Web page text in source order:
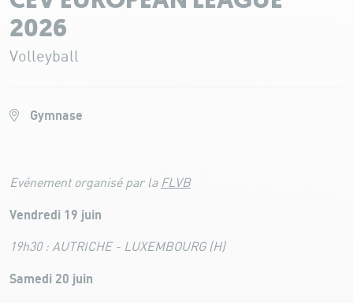
2026
Volleyball
Gymnase
Evénement organisé par la FLVB
Vendredi 19 juin
19h30 : AUTRICHE - LUXEMBOURG (H)
Samedi 20 juin